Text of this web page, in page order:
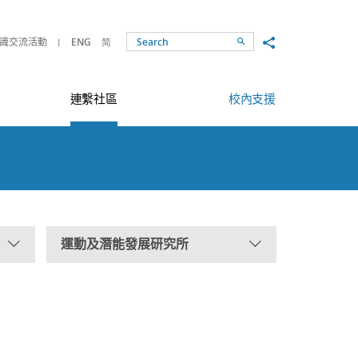
交流活動 ENG 简 SearchShare to
連繫社區 校內支援
運動及潛能發展研究所